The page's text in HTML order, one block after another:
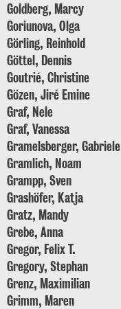
Goldberg, Marcy
Goriunova, Olga
Görling, Reinhold
Göttel, Dennis
Goutrié, Christine
Gözen, Jiré Emine
Graf, Nele
Graf, Vanessa
Gramelsberger, Gabriele
Gramlich, Noam
Grampp, Sven
Grashöfer, Katja
Gratz, Mandy
Grebe, Anna
Gregor, Felix T.
Gregory, Stephan
Grenz, Maximilian
Grimm, Maren